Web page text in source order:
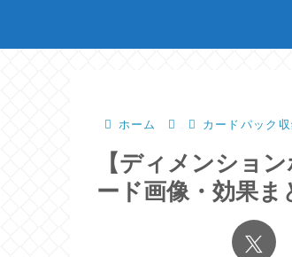
ホーム カードパック
【ディメンショ
ード画像・効果ま